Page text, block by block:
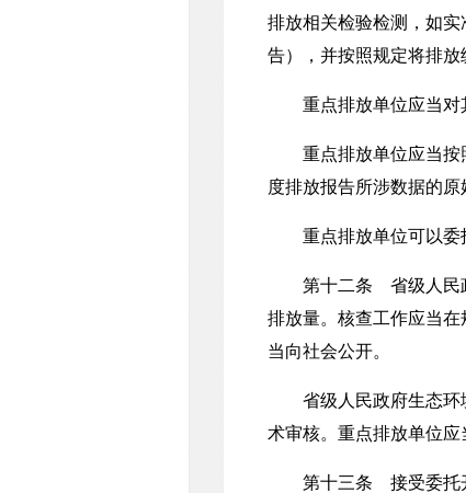
排放相关检验检测，如
告），并按照规定将排放
重点排放单位应当对其
重点排放单位应当按照
度排放报告所涉数据的原
重点排放单位可以委托
第十二条 省级人民政
排放量。核查工作应当
当向社会公开。
省级人民政府生态环境
术审核。重点排放单位应
第十三条 接受委托开